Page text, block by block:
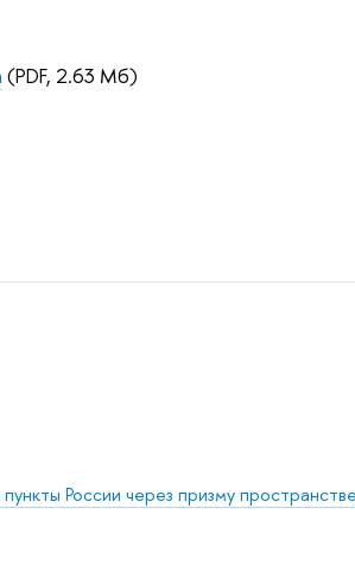
(PDF, 2.63 Мб)
России через призму